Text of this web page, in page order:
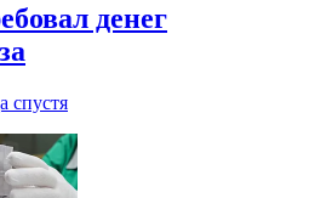
денег
спустя